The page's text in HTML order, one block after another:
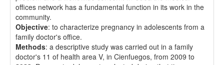
offices network has a fundamental function in its work in the
community.
Objective: to characterize pregnancy in adolescents from a
family doctor's office.
Methods: a descriptive study was carried out in a family
doctor's 11 of health area V, in Cienfuegos, from 2009 to